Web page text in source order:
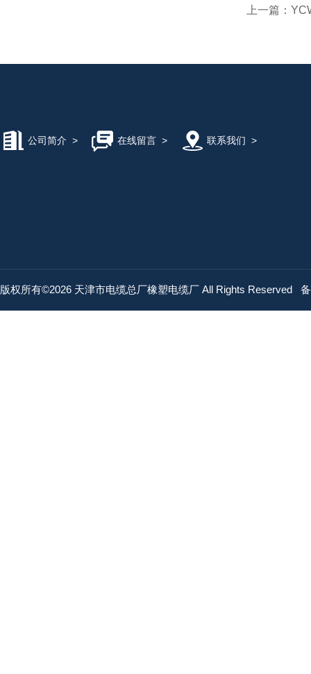
上一篇：
公司简介 > 在线留言> 联系我们 >
版权所有©2026 天津市电缆总厂橡塑电缆厂 All Rights Reserved